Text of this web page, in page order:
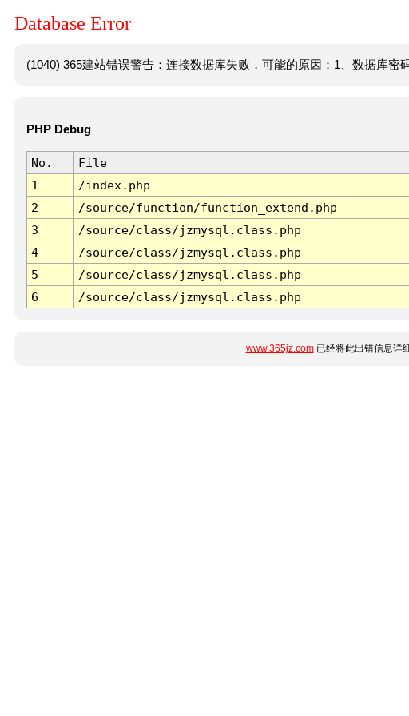
Database Error
(1040) 365建站错误警告：连接数据库失败，可能的原因：1、数据库密
PHP Debug
No. File
1
/index.php
2
/source/function/function_extend.php
3
/source/class/jzmysql.class.php
4
/source/class/jzmysql.class.php
5
/source/class/jzmysql.class.php
6
/source/class/jzmysql.class.php
www.365jz.com已经将此出错信息详